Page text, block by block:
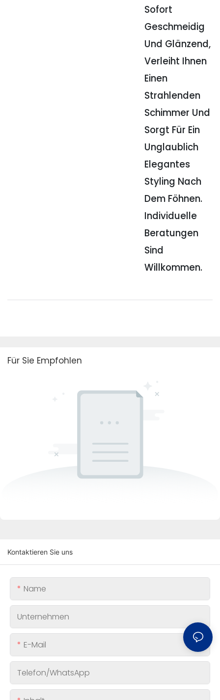
Sofort
Geschmeidig
Und Glänzend,
Verleiht Ihnen
Einen
Strahlenden
Schimmer Und
Sorgt Für Ein
Unglaublich
Elegantes
Styling Nach
Dem Föhnen.
Individuelle
Beratungen
Sind
Willkommen.
Für Sie Empfohlen
Kontaktieren Sie uns
Name
Unternehmen
E-Mail
Telefon/WhatsApp